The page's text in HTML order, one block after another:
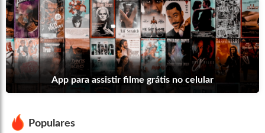
App para assistir filme grátis no celular
Populares